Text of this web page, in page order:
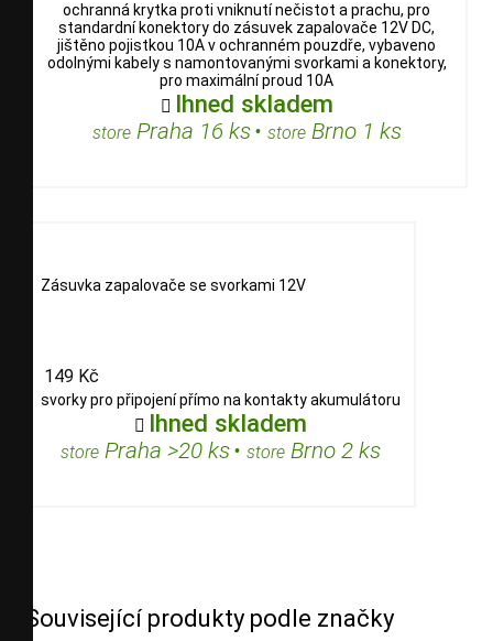
ochranná krytka proti vniknutí nečistot a prachu, pro
standardní konektory do zásuvek zapalovače 12V DC,
jištěno pojistkou 10A v ochranném pouzdře, vybaveno
odolnými kabely s namontovanými svorkami a konektory,
pro maximální proud 10A
 Ihned skladem
storePraha 16 ks• storeBrno 1 ks
Zásuvka zapalovače se svorkami 12V
149 Kč
svorky pro připojení přímo na kontakty akumulátoru
 Ihned skladem
store Praha >20 ks• store Brno 2 ks
Související produkty podle značky